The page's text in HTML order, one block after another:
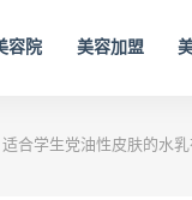
容院 美容加盟
合学生党油性皮肤的水乳